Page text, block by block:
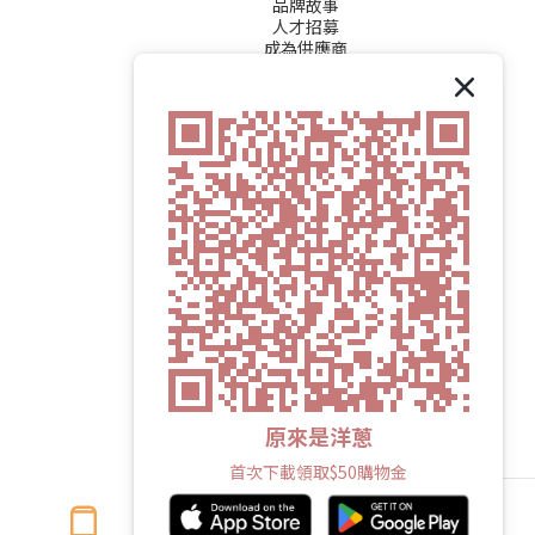
品牌故事
人才招募
成為供應商
原來是洋蔥
首次下載領取$50購物金